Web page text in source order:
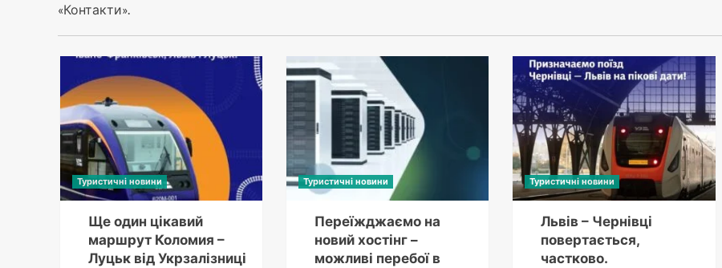
«Контакти».
Туристичні новини
Ще один цікавий
маршрут Коломия –
Луцьк від Укрзалізниці
Туристичні новини
Переїжджаємо на
новий хостінг –
можливі перебої в
Туристичні новини
Львів – Чернівці
повертається,
частково.